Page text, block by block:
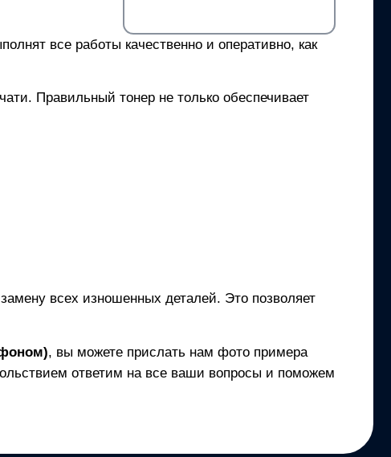
все работы качественно и оперативно, как
Правильный тонер не только обеспечивает
всех изношенных деталей. Это позволяет
, вы можете прислать нам фото примера
ответим на все ваши вопросы и поможем